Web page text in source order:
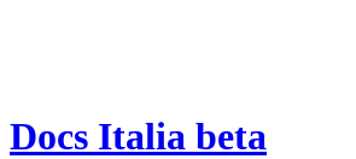
Docs Italia beta